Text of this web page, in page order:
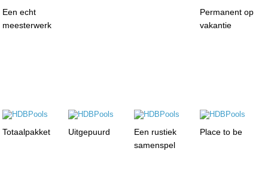
Een echt
meesterwerk
Permanent op
vakantie
Totaalpakket Uitgepuurd
Een rustiek
samenspel
Place to be